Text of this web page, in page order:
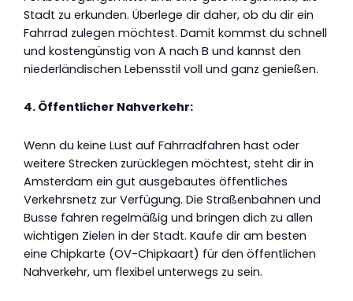
Stadt zu erkunden. Überlege dir daher, ob du dir ein
Fahrrad zulegen möchtest. Damit kommst du schnell
und kostengünstig von A nach B und kannst den
niederländischen Lebensstil voll und ganz genießen.
4. Öffentlicher Nahverkehr:
Wenn du keine Lust auf Fahrradfahren hast oder
weitere Strecken zurücklegen möchtest, steht dir in
Amsterdam ein gut ausgebautes öffentliches
Verkehrsnetz zur Verfügung. Die Straßenbahnen und
Busse fahren regelmäßig und bringen dich zu allen
wichtigen Zielen in der Stadt. Kaufe dir am besten
eine Chipkarte (OV-Chipkaart) für den öffentlichen
Nahverkehr, um flexibel unterwegs zu sein.